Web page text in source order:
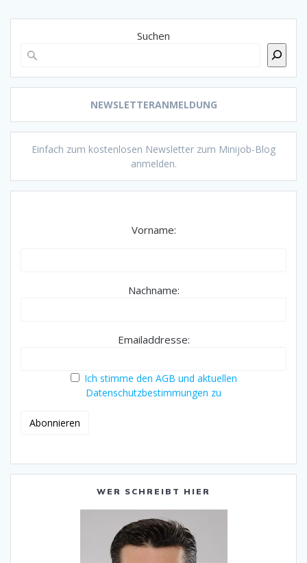
Suchen
NEWSLETTERANMELDUNG
Einfach zum kostenlosen Newsletter zum Minijob-Blog
anmelden.
Vorname:
Nachname:
Emailaddresse:
Ich stimme den AGB und aktuellen
Datenschutzbestimmungen zu
WER SCHREIBT HIER